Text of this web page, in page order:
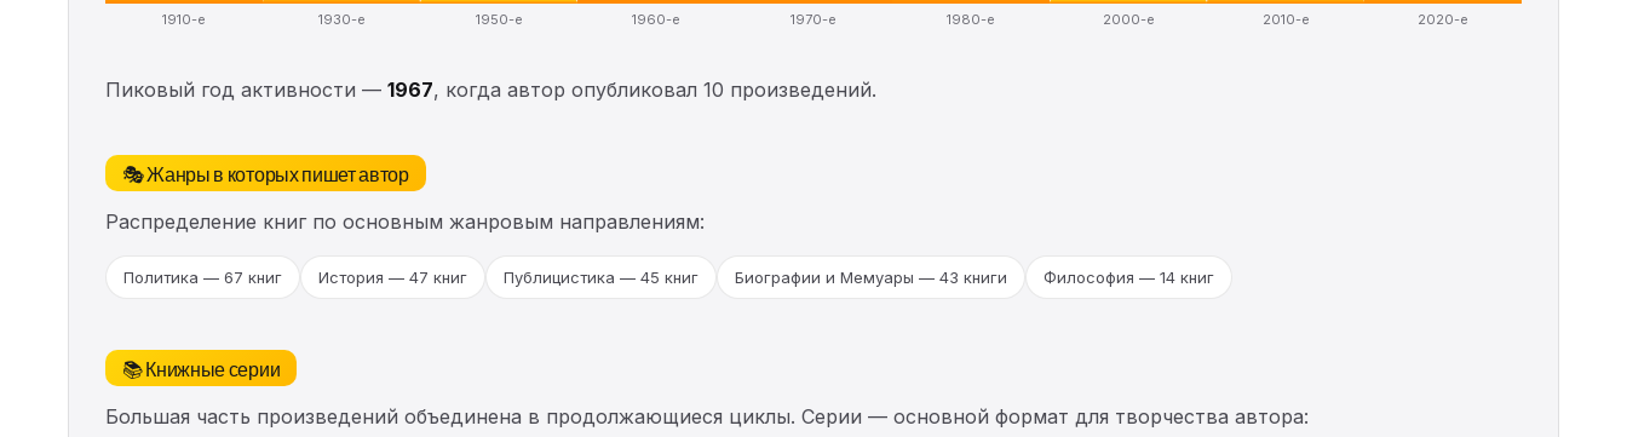
1910-е 1930-е 1950-е 1960-е 1970-е 1980-е 2000-е 2010-е 2020-е
Пиковый год активности — 1967, когда автор опубликовал 10 произведений.
🎭 Жанры в которых пишет автор
Распределение книг по основным жанровым направлениям:
Политика — 67 книг История — 47 книг Публицистика — 45 книг Биографии и Мемуары — 43 книги Философия — 14 книг
📚 Книжные серии
Большая часть произведений объединена в продолжающиеся циклы. Серии — основной формат для творчества автора: